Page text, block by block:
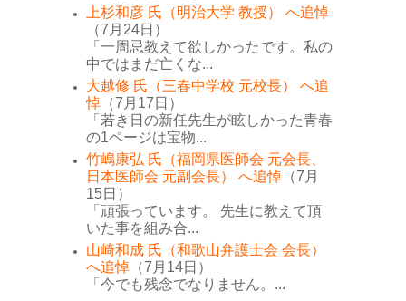
上杉和彦 氏（明治大学 教授） へ追悼
（7月24日）
「一周忌教えて欲しかったです。私の
中ではまだ亡くな...
大越修 氏（三春中学校 元校長） へ追
悼 （7月17日）
「若き日の新任先生が眩しかった青春
の1ページは宝物...
竹嶋康弘 氏（福岡県医師会 元会長、
日本医師会 元副会長） へ追悼 （7月
15日）
「頑張っています。 先生に教えて頂
いた事を組み合...
山崎和成 氏（和歌山弁護士会 会長）
へ追悼 （7月14日）
「今でも残念でなりません。...